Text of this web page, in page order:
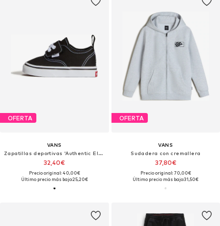
OFERTA
VANS
Zapatillas deportivas 'Authentic Elastic Hook And Loop'
32,40€
Precio original: 40,00€
Último precio más bajo:25,20€
OFERTA
VANS
Sudadera con cremallera
37,80€
Precio original: 70,00€
Último precio más bajo:31,50€